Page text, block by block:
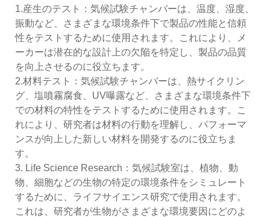
1.産生のテスト：気候試験チャンバーは、温度、湿度、
振動など、さまざまな環境条件下で製品の性能と信頼
性をテストするために使用されます。これにより、メ
ーカーは潜在的な設計上の欠陥を特定し、製品の品質
を向上させるのに役立ちます。
2.材料テスト：気候試験チャンバーは、熱サイクリン
グ、塩噴霧腐食、UV曝露など、さまざまな環境条件下
での材料の特性をテストするために使用されます。こ
れにより、研究者は材料の行動を理解し、パフォーマ
ンスが向上した新しい材料を開発するのに役立ちま
す。
3. Life Science Research：気候試験室は、植物、動
物、細胞などの生物の特定の環境条件をシミュレート
するために、ライフサイエンス研究で使用されます。
これは、研究者が生物がさまざまな環境要因にどのよ